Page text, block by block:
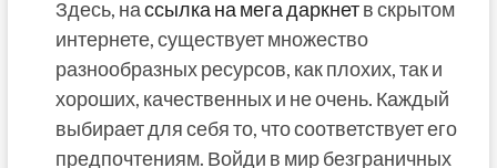
Здесь, нассылка на мега даркнетв скрытом
интернете, существует множество
разнообразных ресурсов, как плохих, так и
хороших, качественных и не очень. Каждый
выбирает для себя то, что соответствует его
предпочтениям. Войди в мир безграничных